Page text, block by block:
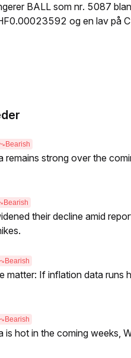
BALL som nr. 5087
og en lav på
Bearish
remains strong over the
Bearish
their decline amid
Bearish
matter: If inflation data runs
Bearish
is hot in the coming weeks,